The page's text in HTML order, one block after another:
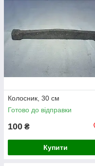
Колосник, 30 см
Готово до відправки
100 ₴
Купити